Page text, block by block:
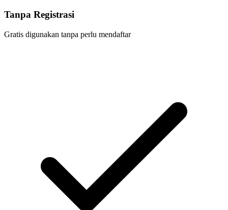
Tanpa Registrasi
Gratis digunakan tanpa perlu mendaftar